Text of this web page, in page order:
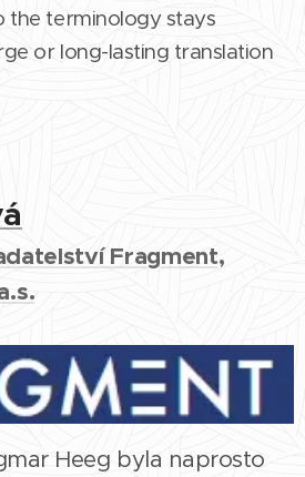
the terminology stays
or long-lasting translation
Fragment,
Heeg byla naprosto